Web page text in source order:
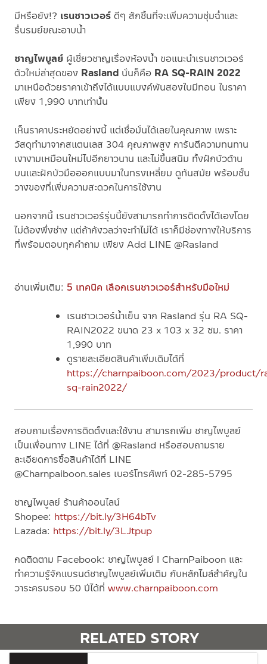
มีหรือยัง!? เรนชาวเวอร์ ดีๆ สักชิ้นที่จะเพิ่มความชุ่มฉ่ำและ
รื่นรมย์ขณะอาบน้ำ
ชาญไพบูลย์ ผู้เชี่ยวชาญเรื่องห้องน้ำ ขอแนะนำเรนชาวเวอร์
ตัวใหม่ล่าสุดของ Rasland นั่นก็คือ RA SQ-RAIN 2022
มาเหนือด้วยราคาเข้าถึงได้แบบแบงค์พันสองใบมีทอน ในราคา
เพียง 1,990 บาทเท่านั้น
เห็นราคาประหยัดอย่างนี้ แต่เชื่อมั่นได้เลยในคุณภาพ เพราะ
วัสดุทำมาจากสแตนเลส 304 คุณภาพสูง การันตีความทนทาน
เงางามเหมือนใหม่ไปอีกยาวนาน และไม่ขึ้นสนิม ทั้งฝักบัวด้าน
บนและฝักบัวมือออกแบบมาในทรงเหลี่ยม ดูทันสมัย พร้อมชั้น
วางของที่เพิ่มความสะดวกในการใช้งาน
นอกจากนี้ เรนชาวเวอร์รุ่นนี้ยังสามารถทำการติดตั้งได้เองโดย
ไม่ต้องพึ่งช่าง แต่ถ้ากังวลว่าจะทำไม่ได้ เราก็มีช่องทางให้บริการ
ที่พร้อมตอบทุกคำถาม เพียง Add LINE @Rasland
อ่านเพิ่มเติม: 5 เทคนิค เลือกเรนชาวเวอร์สำหรับมือใหม่
เรนชาวเวอร์น้ำเย็น จาก Rasland รุ่น RA SQ-
RAIN2022 ขนาด 23 x 103 x 32 ซม. ราคา
1,990 บาท
ดูรายละเอียดสินค้าเพิ่มเติมได้ที่
https://charnpaiboon.com/2023/product/
sq-rain2022/
สอบถามเรื่องการติดตั้งและใช้งาน สามารถเพิ่ม ชาญไพบูลย์
เป็นเพื่อนทาง LINEได้ที่ @Rasland หรือสอบถามราย
ละเอียดการซื้อสินค้าได้ที่ LINE
@Charnpaiboon.sales เบอร์โทรศัพท์ 02-285-5795
ชาญไพบูลย์ ร้านค้าออนไลน์
Shopee: https://bit.ly/3H64bTv
Lazada: https://bit.ly/3LJtpup
กดติดตาม Facebook: ชาญไพบูลย์ l CharnPaiboon และ
ทำความรู้จักแบรนด์ชาญไพบูลย์เพิ่มเติม กับหลักไมล์สำคัญใน
วาระครบรอบ 50 ปีได้ที่ www.charnpaiboon.com
RELATED STORY